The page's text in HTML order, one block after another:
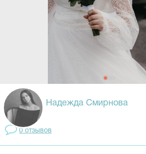
Надежда Смирнова
0 отзывов